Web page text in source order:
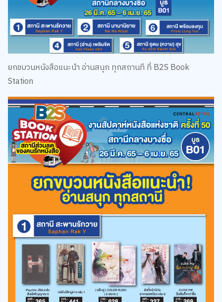
ยกขบวนหนังสือแนะนำ อ่านสนุก ทุกสถานที ที่ B2S Book
Station